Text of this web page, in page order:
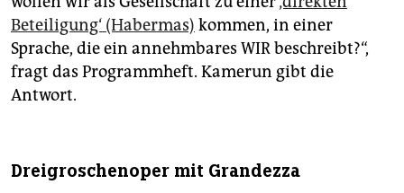
Beteiligung‘ (Habermas) kommen, in einer
Sprache, die ein annehmbares WIR beschreibt?“,
fragt das Programmheft. Kamerun gibt die
Antwort.
Dreigroschenoper mit Grandezza